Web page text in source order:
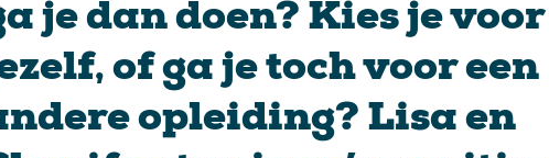
je dan doen? Kies je voor
of ga je toch voor een
opleiding? Lisa en